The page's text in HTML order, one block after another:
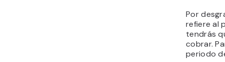
Por
refiere al
tendrás
cobrar.
periodo